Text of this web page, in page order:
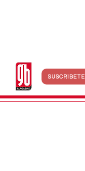
SUSCRÍBETE